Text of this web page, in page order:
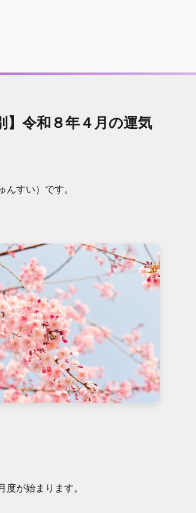
】令和８年４月の運気
んすい）です。
度が始まります。